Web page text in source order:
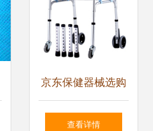
京东保健器械选购
指南 助行器、轮椅
查看详情